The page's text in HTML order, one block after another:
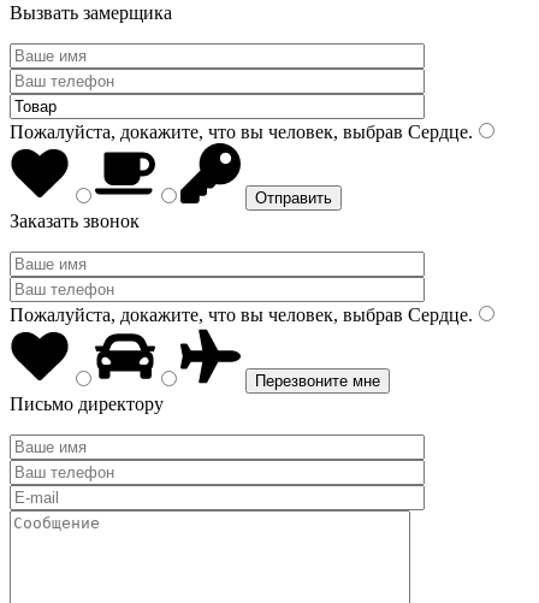
Вызвать замерщика
Пожалуйста, докажите, что вы человек, выбрав Сердце.
Заказать звонок
Пожалуйста, докажите, что вы человек, выбрав Сердце.
Письмо директору